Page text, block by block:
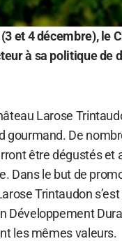
et 4 décembre), le
à sa politique de
Larose
gourmand. De
être dégustés et
Dans le but de
Trintaudon
les mêmes valeurs.